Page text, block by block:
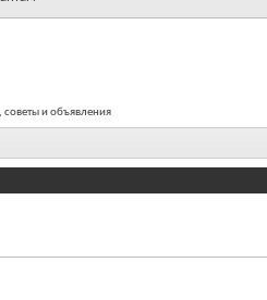
и объявления